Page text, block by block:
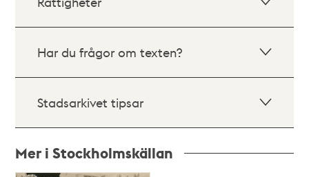
Har du frågor om texten?
Stadsarkivet tipsar
Mer i Stockholmskällan